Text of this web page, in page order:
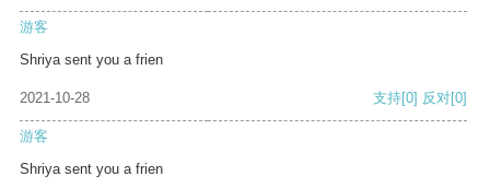
游客
Shriya sent you a frien
2021-10-28 支持[0] 反对[0]
游客
Shriya sent you a frien